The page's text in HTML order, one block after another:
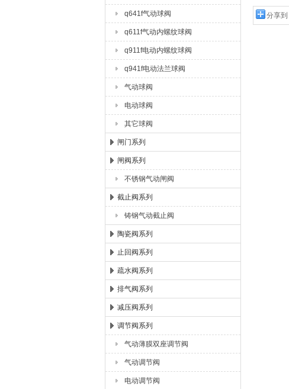
q641f气动球阀
q611f气动内螺纹球阀
q911f电动内螺纹球阀
q941f电动法兰球阀
气动球阀
电动球阀
其它球阀
闸门系列
闸阀系列
不锈钢气动闸阀
截止阀系列
铸钢气动截止阀
陶瓷阀系列
止回阀系列
疏水阀系列
排气阀系列
减压阀系列
调节阀系列
气动薄膜双座调节阀
气动调节阀
电动调节阀
分享到